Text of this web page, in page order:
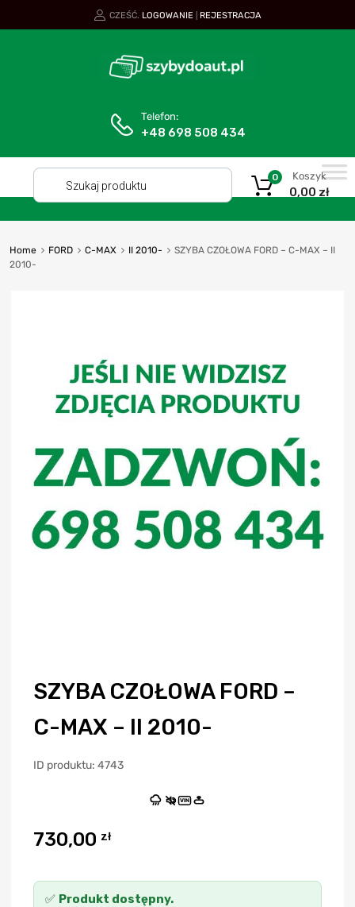
CZEŚĆ. LOGOWANIE REJESTRACJA
Telefon:
+48 698 508 434
Koszyk
0,00 zł
0
Home FORD C-MAX II 2010-
SZYBA CZOŁOWA FORD – C-MAX – II
2010-
SZYBA CZOŁOWA FORD –
C-MAX – II 2010-
ID produktu: 4743
VIN
730,00 zł
✅ Produkt dostępny.